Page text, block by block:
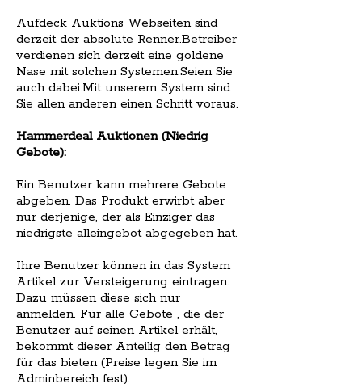
Aufdeck Auktions Webseiten sind
derzeit der absolute Renner.Betreiber
verdienen sich derzeit eine goldene
Nase mit solchen Systemen.Seien Sie
auch dabei.Mit unserem System sind
Sie allen anderen einen Schritt voraus.
Hammerdeal Auktionen (Niedrig
Gebote):
Ein Benutzer kann mehrere Gebote
abgeben. Das Produkt erwirbt aber
nur derjenige, der als Einziger das
niedrigste alleingebot abgegeben hat.
Ihre Benutzer können in das System
Artikel zur Versteigerung eintragen.
Dazu müssen diese sich nur
anmelden. Für alle Gebote , die der
Benutzer auf seinen Artikel erhält,
bekommt dieser Anteilig den Betrag
für das bieten (Preise legen Sie im
Adminbereich fest).